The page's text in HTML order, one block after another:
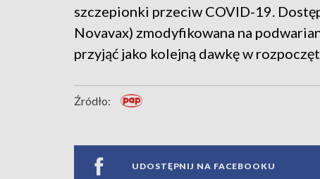
szczepionki przeciw COVID-19.
Novavax) zmodyfikowana na
przyjąć jako kolejną dawkę w
Źródło:
UDOSTĘPNIJ NA FACEBOOKU